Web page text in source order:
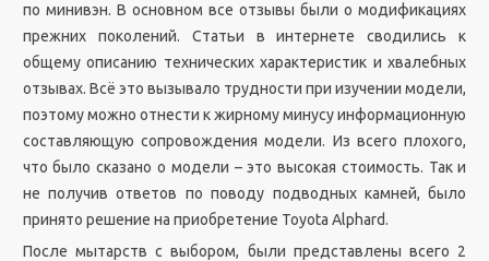
по минивэн. В основном все отзывы были о модификациях
прежних поколений. Статьи в интернете сводились к
общему описанию технических характеристик и хвалебных
отзывах. Всё это вызывало трудности при изучении модели,
поэтому можно отнести к жирному минусу информационную
составляющую сопровождения модели. Из всего плохого,
что было сказано о модели – это высокая стоимость. Так и
не получив ответов по поводу подводных камней, было
принято решение на приобретение Toyota Alphard.
После мытарств с выбором, были представлены всего 2